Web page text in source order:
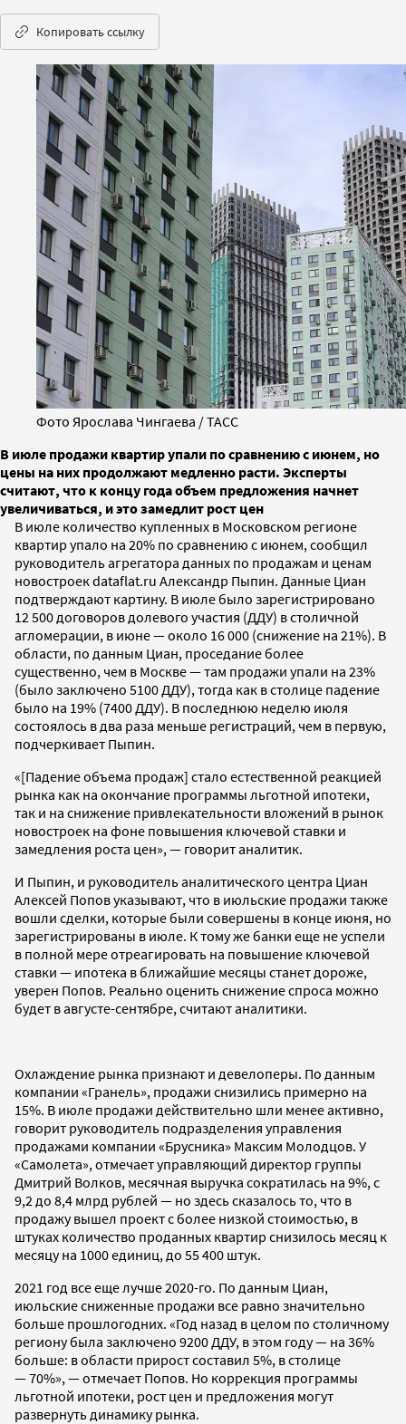
Копировать ссылку
Фото Ярослава Чингаева / ТАСС
В июле продажи квартир упали по сравнению с июнем, но
цены на них продолжают медленно расти. Эксперты
считают, что к концу года объем предложения начнет
увеличиваться, и это замедлит рост цен
В июле количество купленных в Московском регионе
квартир упало на 20% по сравнению с июнем, сообщил
руководитель агрегатора данных по продажам и ценам
новостроек dataflat.ru Александр Пыпин. Данные Циан
подтверждают картину. В июле было зарегистрировано
12 500 договоров долевого участия (ДДУ) в столичной
агломерации, в июне — около 16 000 (снижение на 21%). В
области, по данным Циан, проседание более
существенно, чем в Москве — там продажи упали на 23%
(было заключено 5100 ДДУ), тогда как в столице падение
было на 19% (7400 ДДУ). В последнюю неделю июля
состоялось в два раза меньше регистраций, чем в первую,
подчеркивает Пыпин.
«[Падение объема продаж] стало естественной реакцией
рынка как на окончание программы льготной ипотеки,
так и на снижение привлекательности вложений в рынок
новостроек на фоне повышения ключевой ставки и
замедления роста цен», — говорит аналитик.
И Пыпин, и руководитель аналитического центра Циан
Алексей Попов указывают, что в июльские продажи также
вошли сделки, которые были совершены в конце июня, но
зарегистрированы в июле. К тому же банки еще не успели
в полной мере отреагировать на повышение ключевой
ставки — ипотека в ближайшие месяцы станет дороже,
уверен Попов. Реально оценить снижение спроса можно
будет в августе-сентябре, считают аналитики.
Охлаждение рынка признают и девелоперы. По данным
компании «Гранель», продажи снизились примерно на
15%. В июле продажи действительно шли менее активно,
говорит руководитель подразделения управления
продажами компании «Брусника» Максим Молодцов. У
«Самолета», отмечает управляющий директор группы
Дмитрий Волков, месячная выручка сократилась на 9%, с
9,2 до 8,4 млрд рублей — но здесь сказалось то, что в
продажу вышел проект с более низкой стоимостью, в
штуках количество проданных квартир снизилось месяц к
месяцу на 1000 единиц, до 55 400 штук.
2021 год все еще лучше 2020-го. По данным Циан,
июльские сниженные продажи все равно значительно
больше прошлогодних. «Год назад в целом по столичному
региону была заключено 9200 ДДУ, в этом году — на 36%
больше: в области прирост составил 5%, в столице
— 70%», — отмечает Попов. Но коррекция программы
льготной ипотеки, рост цен и предложения могут
развернуть динамику рынка.